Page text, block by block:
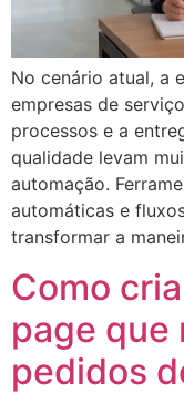
No cenário atual, a
empresas de
processos e a
qualidade levam
automação.
automáticas e
transformar a
Como
page que
pedidos